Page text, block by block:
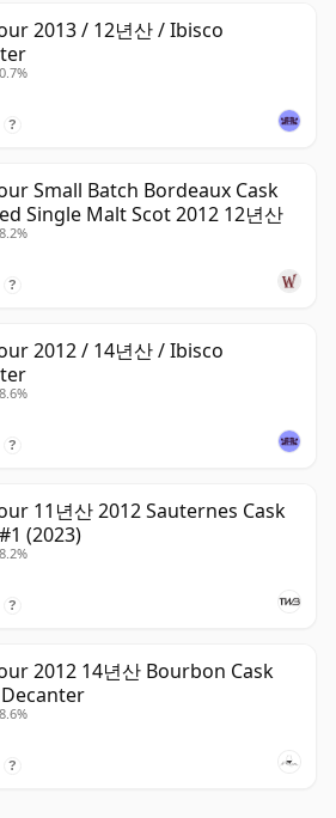
2013 / 12년산 / Ibisco
?
Small Batch Bordeaux Cask
Single Malt Scot 2012 12년산
?
2012 / 14년산 / Ibisco
?
11년산 2012 Sauternes Cask
(2023)
?
2012 14년산 Bourbon Cask
?